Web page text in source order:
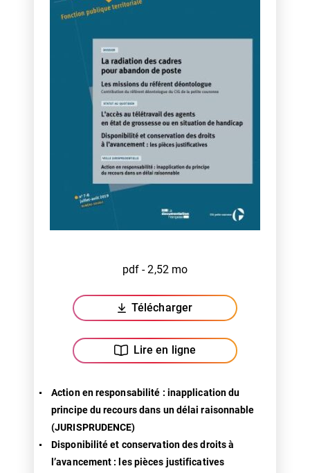
pdf - 2,52 mo
Télécharger
(ouverture dans un nouvel
Lire en ligne
Action en responsabilité : inapplication du
principe du recours dans un délai raisonnable
(JURISPRUDENCE)
Disponibilité et conservation des droits à
l’avancement : les pièces justificatives